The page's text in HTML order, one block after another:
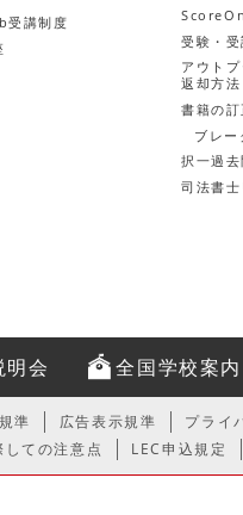
受講制度
受験・
アウト
返却方法
書籍の
ブレ
択一過
司法書
明会 全国学校案内
準 広告表示規準 プライ
しての注意点 LEC申込規定